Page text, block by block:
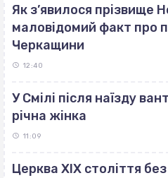
Як з’явилося прізвище
маловідомий факт про
Черкащини
12:40
У Смілі після наїзду
річна жінка
11:09
Церква ХІХ століття